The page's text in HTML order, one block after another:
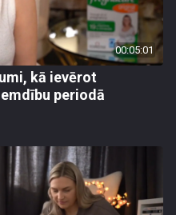
00:05:01
kā ievērot
periodā